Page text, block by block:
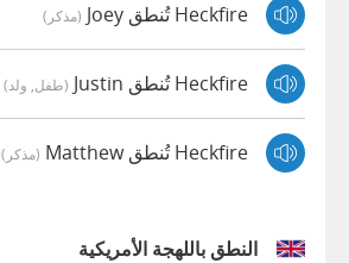
Heckfire تُنطق Joey (مذكر)
Heckfire تُنطق Justin (طفل, ولد)
Heckfire تُنطق Matthew (مذكر)
النطق باللهجة الأمريكية